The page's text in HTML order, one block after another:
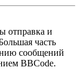
отправка и
часть
сообщений
BBCode.